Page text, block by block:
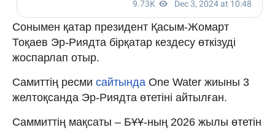
Сонымен қатар президент Қасым-Жомарт
Тоқаев Эр-Риядта бірқатар кездесу өткізуді
жоспарлап отыр.
Самиттің ресми сайтында One Water жиыны 3
желтоқсанда Эр-Риядта өтетіні айтылған.
Саммиттің мақсаты – БҰҰ-ның 2026 жылы өтетін